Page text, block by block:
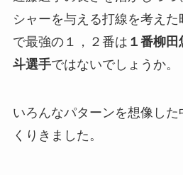
シャーを与える打線を考え
で最強の１，２番は １番柳
斗選手ではないでしょうか。
いろんなパターンを想像し
くりきました。